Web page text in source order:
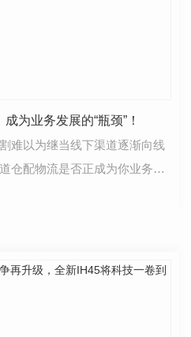
为业务发展的“瓶颈”！
难以为继当线下渠道逐渐向线
仓配物流是否正成为你业务发
务的增长，仓配模式正…